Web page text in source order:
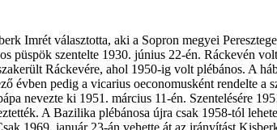
Imrét választotta, aki a Sopron megyei
püspök szentelte 1930. június 22-én. Ráckevén
Ráckevére, ahol 1950-ig volt plébános. A
évben pedig a vicarius oeconomusként rendelte a
nevezte ki 1951. március 11-én. Szentelésére
A Bazilika plébánosa újra csak 1958-tól